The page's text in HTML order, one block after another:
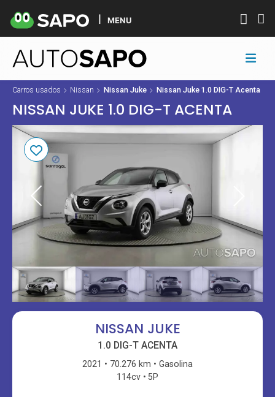
MENU
Carros usados Nissan Nissan Juke Nissan Juke 1.0 DIG-T Acenta
NISSAN JUKE 1.0 DIG-T ACENTA
NISSAN JUKE
1.0 DIG-T ACENTA
2021 70.276 km
Gasolina
114cv
5P